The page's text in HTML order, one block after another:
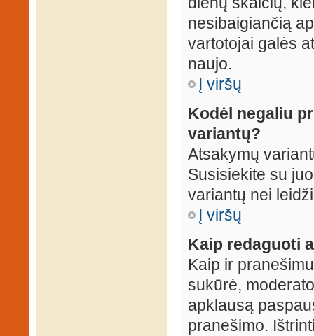
nesibaigiančią
vartotojai galės
naujo.
Į viršų
Kodėl negaliu
variantų?
Atsakymų
Susisiekite su
variantų nei
Į viršų
Kaip redaguoti
Kaip ir
sukūrė,
apklausą
pranešimo.